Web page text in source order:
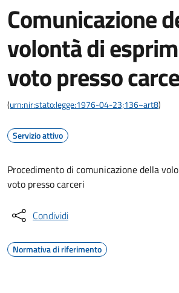
Comunicazione
volontà di
voto presso
(urn:nir:stato:legge:1976-04-23;136~art8)
Servizio attivo
Procedimento di comunicazione della
voto presso carceri
Condividi
Normativa di riferimento